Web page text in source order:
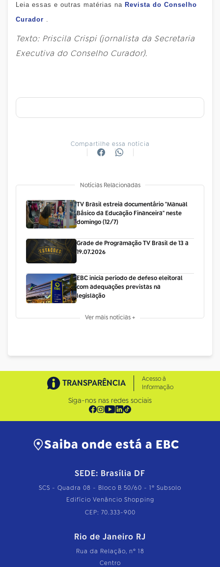
Leia essas e outras matérias na Revista do Conselho
Curador
Texto: Priscila Crispi (jornalista da Secretaria
Executiva do Conselho Curador).
Compartilhe essa notícia
Notícias Relacionadas
TV Brasil estreia documentário "Manual
Básico da Educação Financeira" neste
domingo (12/7)
Grade de Programação TV Brasil de 13 a
19.07.2026
EBC inicia período de defeso eleitoral
com adequações previstas na
legislação
Ver mais notícias +
TRANSPARÊNCIA
Acesso à
Informação
Siga-nos nas redes sociais
Saiba onde está a EBC
SEDE: Brasília DF
SCS - Quadra 08 - Bloco B 50/60 - 1º Subsolo
Edifício Venâncio Shopping
CEP: 70.333-900
Rio de Janeiro RJ
Rua da Relação, nº 18
Centro